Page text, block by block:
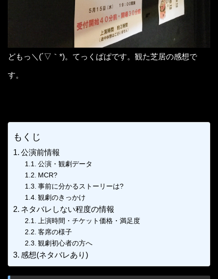
どもっ＼(´▽｀*)。てっくぱぱです。観た芝居の感想で
す。
もくじ
公演前情報
公演・観劇データ
MCR?
事前に分かるストーリーは?
観劇のきっかけ
ネタバレしない程度の情報
上演時間・チケット価格・満足度
客席の様子
観劇初心者の方へ
感想(ネタバレあり)